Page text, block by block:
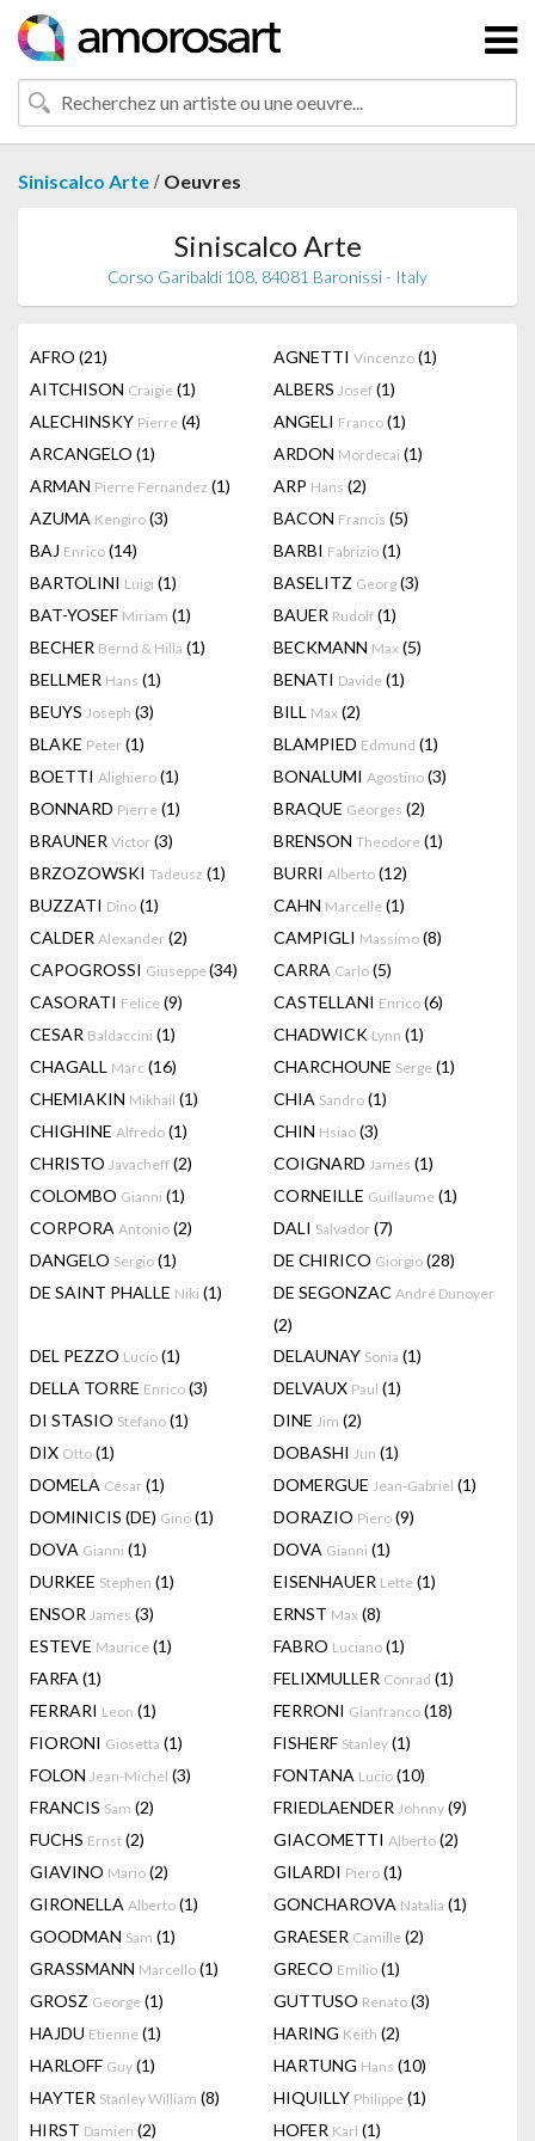
Siniscalco Arte / Oeuvres
Siniscalco Arte
Corso Garibaldi 108, 84081 Baronissi - Italy
AFRO (21) AGNETTI Vincenzo (1)
AITCHISON Craigie (1) ALBERS Josef (1)
ALECHINSKY Pierre (4) ANGELI Franco (1)
ARCANGELO (1) ARDON Mordecai (1)
ARMAN Pierre Fernandez (1) ARP Hans (2)
AZUMA Kengiro (3) BACON Francis (5)
BAJ Enrico (14) BARBI Fabrizio (1)
BARTOLINI Luigi (1) BASELITZ Georg (3)
BAT-YOSEF Miriam (1) BAUER Rudolf (1)
BECHER Bernd & Hilla (1) BECKMANN Max (5)
BELLMER Hans (1) BENATI Davide (1)
BEUYS Joseph (3) BILL Max (2)
BLAKE Peter (1) BLAMPIED Edmund (1)
BOETTI Alighiero (1) BONALUMI Agostino (3)
BONNARD Pierre (1) BRAQUE Georges (2)
BRAUNER Victor (3) BRENSON Theodore (1)
BRZOZOWSKI Tadeusz (1) BURRI Alberto (12)
BUZZATI Dino (1) CAHN Marcelle (1)
CALDER Alexander (2) CAMPIGLI Massimo (8)
CAPOGROSSI Giuseppe(34) CARRA Carlo (5)
CASORATI Felice (9) CASTELLANI Enrico (6)
CESAR Baldaccini (1) CHADWICK Lynn (1)
CHAGALL Marc (16) CHARCHOUNE Serge (1)
CHEMIAKIN Mikhail (1) CHIA Sandro (1)
CHIGHINE Alfredo (1) CHIN Hsiao (3)
CHRISTO Javacheff (2) COIGNARD James (1)
COLOMBO Gianni (1) CORNEILLE Guillaume (1)
CORPORA Antonio (2) DALI Salvador (7)
DANGELO Sergio (1) DE CHIRICO Giorgio (28)
DE SAINT PHALLE Niki (1) DE SEGONZAC André Dunoyer
(2)
DEL PEZZO Lucio (1) DELAUNAY Sonia (1)
DELLA TORRE Enrico (3) DELVAUX Paul (1)
DI STASIO Stefano (1) DINE Jim (2)
DIX Otto (1) DOBASHI Jun (1)
DOMELA César (1) DOMERGUE Jean-Gabriel (1)
DOMINICIS (DE) Gino (1) DORAZIO Piero (9)
DOVA Gianni (1) DOVA Gianni (1)
DURKEE Stephen (1) EISENHAUER Lette (1)
ENSOR James (3) ERNST Max (8)
ESTEVE Maurice (1) FABRO Luciano (1)
FARFA (1) FELIXMULLER Conrad (1)
FERRARI Leon (1) FERRONI Gianfranco (18)
FIORONI Giosetta (1) FISHERF Stanley (1)
FOLON Jean-Michel (3) FONTANA Lucio (10)
FRANCIS Sam (2) FRIEDLAENDER Johnny (9)
FUCHS Ernst (2) GIACOMETTI Alberto (2)
GIAVINO Mario (2) GILARDI Piero (1)
GIRONELLA Alberto (1) GONCHAROVA Natalia (1)
GOODMAN Sam (1) GRAESER Camille (2)
GRASSMANN Marcello (1) GRECO Emilio (1)
GROSZ George (1) GUTTUSO Renato (3)
HAJDU Etienne (1) HARING Keith (2)
HARLOFF Guy (1) HARTUNG Hans (10)
HAYTER Stanley William (8) HIQUILLY Philippe (1)
HIRST Damien (2) HOFER Karl (1)